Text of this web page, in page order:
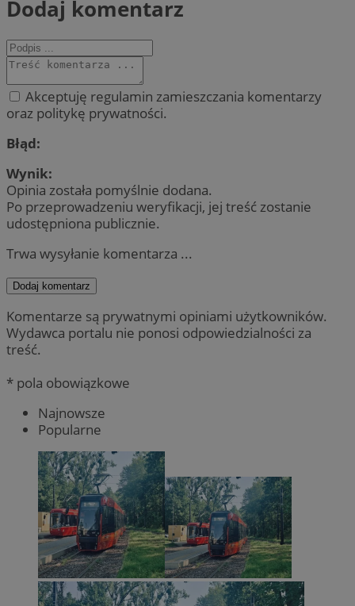
Dodaj komentarz
Akceptuję regulamin zamieszczania komentarzy
oraz politykę prywatności.
Błąd:
Wynik:
Opinia została pomyślnie dodana.
Po przeprowadzeniu weryfikacji, jej treść zostanie
udostępniona publicznie.
Trwa wysyłanie komentarza ...
Dodaj komentarz
Komentarze są prywatnymi opiniami użytkowników.
Wydawca portalu nie ponosi odpowiedzialności za
treść.
* pola obowiązkowe
Najnowsze
Popularne